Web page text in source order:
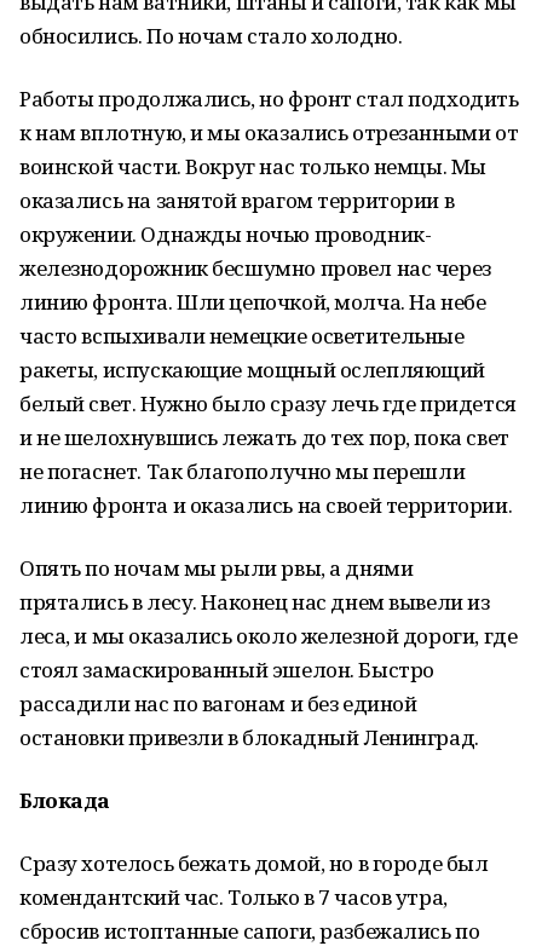
обносились. По ночам стало холодно.
Работы продолжались, но фронт стал подходить
к нам вплотную, и мы оказались отрезанными от
воинской части. Вокруг нас только немцы. Мы
оказались на занятой врагом территории в
окружении. Однажды ночью проводник-
железнодорожник бесшумно провел нас через
линию фронта. Шли цепочкой, молча. На небе
часто вспыхивали немецкие осветительные
ракеты, испускающие мощный ослепляющий
белый свет. Нужно было сразу лечь где придется
и не шелохнувшись лежать до тех пор, пока свет
не погаснет. Так благополучно мы перешли
линию фронта и оказались на своей территории.
Опять по ночам мы рыли рвы, а днями
прятались в лесу. Наконец нас днем вывели из
леса, и мы оказались около железной дороги, где
стоял замаскированный эшелон. Быстро
рассадили нас по вагонам и без единой
остановки привезли в блокадный Ленинград.
Блокада
Сразу хотелось бежать домой, но в городе был
комендантский час. Только в 7 часов утра,
сбросив истоптанные сапоги, разбежались по